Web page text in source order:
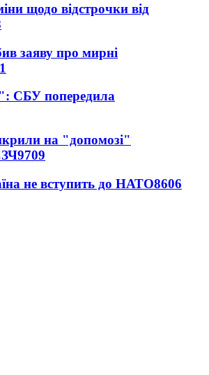
щодо відстрочки від
заяву про мирні
СБУ попередила
на "допомозі"
9709
не вступить до НАТО8606